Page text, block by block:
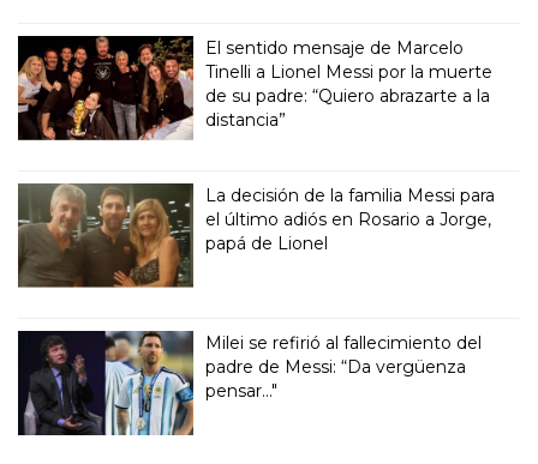
El sentido mensaje de Marcelo
Tinelli a Lionel Messi por la muerte
de su padre: “Quiero abrazarte a la
distancia”
La decisión de la familia Messi para
el último adiós en Rosario a Jorge,
papá de Lionel
Milei se refirió al fallecimiento del
padre de Messi: “Da vergüenza
pensar..."